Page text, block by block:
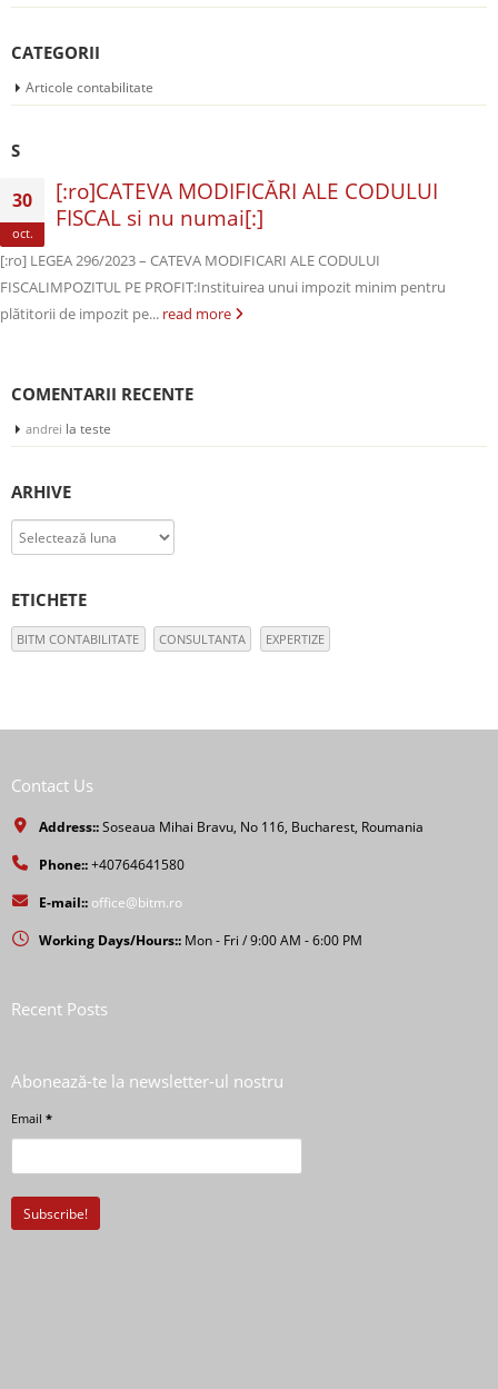
CATEGORII
Articole contabilitate
S
30
oct.
[:ro]CATEVA MODIFICĂRI ALE CODULUI
FISCAL si nu numai[:]
[:ro] LEGEA 296/2023 – CATEVA MODIFICARI ALE CODULUI
FISCALIMPOZITUL PE PROFIT:Instituirea unui impozit minim pentru
plătitorii de impozit pe... read more
COMENTARII RECENTE
andrei la teste
ARHIVE
Arhive
ETICHETE
BITM CONTABILITATE CONSULTANTA EXPERTIZE
Contact Us
Address::Soseaua Mihai Bravu, No 116, Bucharest, Roumania
Phone::+40764641580
E-mail:: office@bitm.ro
Working Days/Hours:: Mon - Fri / 9:00 AM - 6:00 PM
Recent Posts
Abonează-te la newsletter-ul nostru
Email *